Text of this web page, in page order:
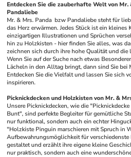
Entdecken Sie die zauberhafte Welt von Mr.
Pandaliebe
Mr. & Mrs. Panda  bzw Pandaliebe steht für
das Herz erwärmen. Jedes Stück ist ein kleines
einzigartigen Illustrationen und Sprüchen
hin zu Holzkisten - hier finden Sie alles, was
zeichnen sich durch ihre hohe Qualität und
Wenn Sie auf der Suche nach etwas
Lächeln in den Alltag bringt, dann sind Sie bei
Entdecken Sie die Vielfalt und lassen Sie sich
inspirieren.
Picknickdecken und Holzkisten von Mr. &
Unsere Picknickdecken, wie die
Bunt", sind perfekte Begleiter für gemütliche
nur funktional, sondern auch ein echter
"Holzkiste Pinguin marschieren mit Spruch in
Aufbewahrungsmöglichkeit für
gestaltet und erzählt ihre eigene kleine
nur praktisch, sondern auch eine